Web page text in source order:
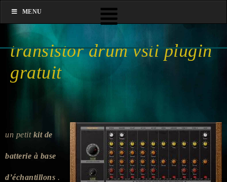
transistor drum vsti plugin
gratuit
un petit kit de
batterie à base
d’échantillons .
MENU